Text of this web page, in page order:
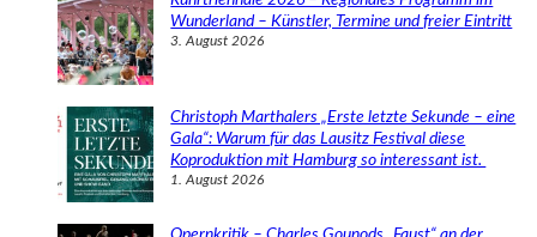
Wunderland – Künstler, Termine und freier Eintritt
3. August 2026
Christoph Marthalers „Erste letzte Sekunde – eine
Gala“: Warum für das Lausitz Festival diese
Koproduktion mit Hamburg so interessant ist.
1. August 2026